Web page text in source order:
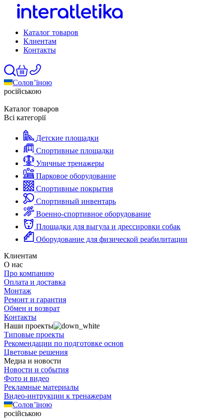
Каталог товаров
Клиентам
Контакты
Солов’їною
російською
Каталог товаров
Всі категорії
Детские площадки
Спортивные площадки
Уличные тренажеры
Парковое оборудование
Спортивные покрытия
Спортивный инвентарь
Военно-спортивное оборудование
Площадки для выгула и дрессировки собак
Оборудование для физической реабилитации
Клиентам
О нас
Про компанию
Оплата и доставка
Монтаж
Ремонт и гарантия
Обмен и возврат
Контакты
Наши проекты
Типовые проекты
Рекомендации по подготовке основ
Цветовые решения
Медиа и новости
Новости и события
Фото и видео
Рекламные материалы
Видео-интрукции к тренажерам
Солов’їною
російською